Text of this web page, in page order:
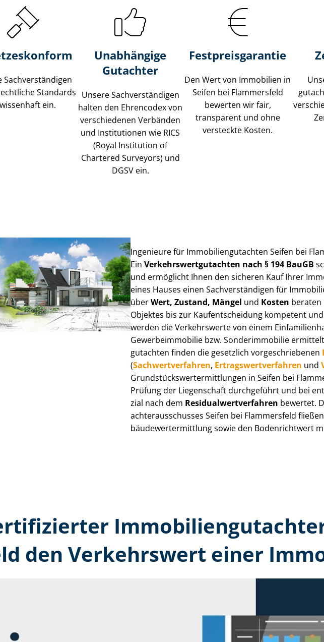
Sach­ver­stän­di­gen
Standards
ein.
Unabhängige
Gutachter
Unsere Sach­ver­stän­di­gen
halten den Ehrencodex von
verschiedenen Verbänden
und Institutionen wie RICS
(Royal Institution of
Chartered Surveyors) und
DGSV ein.
Festpreis​garantie
Den Wert von Immobilien in
Seifen bei Flammersfeld
bewerten wir fair,
transparent und ohne
versteckte Kosten.
Ingenieure für Im­mo­bi­li­en­gut­ach­ten Seifen bei
Ein Ver­kehrs­wert­gut­ach­ten nach § 194 BauGB
und ermöglicht Ihnen den sicheren Kauf Ihrer
eines Hauses einen Sach­ver­stän­di­gen für
überWert, Zustand, Mängel und Kosten beraten
Objektes bis zur Kauf­ent­schei­dung kompetent
werden die Verkehrswerte von einem
Ge­wer­be­im­mo­bi­lie bzw. Sonderimmobilie
gut­ach­ten finden die gesetzlich vor­ge­schrie­be­nen
(Sach­wert­ver­fah­ren, Er­trags­wert­ver­fah­ren und
Grund­stücks­wert­ermitt­lun­gen in Seifen bei
Prüfung der Liegenschaft durchgeführt und bei
zi­al nach dem Re­si­du­al­wert­ver­fah­ren bewertet.
ach­ter­aus­schus­ses Seifen bei Flammersfeld
bäu­de­wert­ermitt­lung sowie den Bodenrichtwert
den Verkehrswert einer